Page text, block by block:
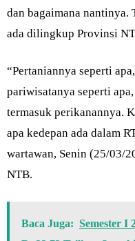
dan bagaimana nantinya.
ada dilingkup Provinsi
“Pertaniannya seperti
pariwisatanya seperti
termasuk perikanannya.
apa kedepan ada dalam
wartawan, Senin (25/03/
NTB.
Baca Juga: Semester I